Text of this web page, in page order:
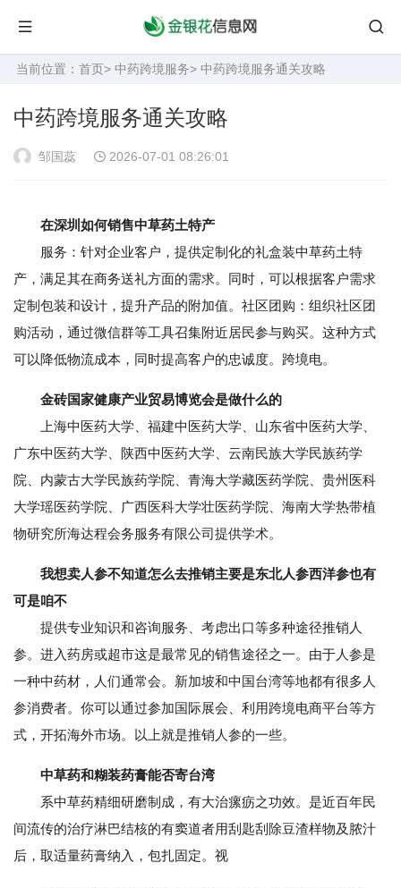
当前位置： 首页> 中药跨境服务> 中药跨境服务通关攻略
中药跨境服务通关攻略
邹国蕊 2026-07-01 08:26:01
在深圳如何销售中草药土特产
服务：针对企业客户，提供定制化的礼盒装中草药土特
产，满足其在商务送礼方面的需求。同时，可以根据客户需求
定制包装和设计，提升产品的附加值。社区团购：组织社区团
购活动，通过微信群等工具召集附近居民参与购买。这种方式
可以降低物流成本，同时提高客户的忠诚度。跨境电。
金砖国家健康产业贸易博览会是做什么的
上海中医药大学、福建中医药大学、山东省中医药大学、
广东中医药大学、陕西中医药大学、云南民族大学民族药学
院、内蒙古大学民族药学院、青海大学藏医药学院、贵州医科
大学瑶医药学院、广西医科大学壮医药学院、海南大学热带植
物研究所海达程会务服务有限公司提供学术。
我想卖人参不知道怎么去推销主要是东北人参西洋参也有
可是咱不
提供专业知识和咨询服务、考虑出口等多种途径推销人
参。进入药房或超市这是最常见的销售途径之一。由于人参是
一种中药材，人们通常会。新加坡和中国台湾等地都有很多人
参消费者。你可以通过参加国际展会、利用跨境电商平台等方
式，开拓海外市场。以上就是推销人参的一些。
中草药和糊装药膏能否寄台湾
系中草药精细研磨制成，有大治瘰疬之功效。是近百年民
间流传的治疗淋巴结核的有窦道者用刮匙刮除豆渣样物及脓汁
后，取适量药膏纳入，包扎固定。视